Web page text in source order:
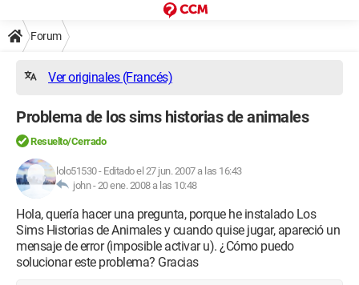
Forum
Ver originales (Francés)
Problema de los sims historias de animales
Resuelto/Cerrado
lolo51530- Editado el 27 jun. 2007 a las 16:43
john -20 ene. 2008 a las 10:48
Hola, quería hacer una pregunta, porque he instalado Los
Sims Historias de Animales y cuando quise jugar, apareció un
mensaje de error (imposible activar u). ¿Cómo puedo
solucionar este problema? Gracias